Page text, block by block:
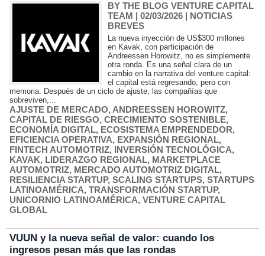
BY THE BLOG VENTURE CAPITAL
TEAM | 02/03/2026 | NOTICIAS
BREVES
La nueva inyección de US$300 millones
en Kavak, con participación de
Andreessen Horowitz, no es simplemente
otra ronda. Es una señal clara de un
cambio en la narrativa del venture capital:
el capital está regresando, pero con
memoria. Después de un ciclo de ajuste, las compañías que
sobreviven,...
AJUSTE DE MERCADO, ANDREESSEN HOROWITZ,
CAPITAL DE RIESGO, CRECIMIENTO SOSTENIBLE,
ECONOMÍA DIGITAL, ECOSISTEMA EMPRENDEDOR,
EFICIENCIA OPERATIVA, EXPANSIÓN REGIONAL,
FINTECH AUTOMOTRIZ, INVERSIÓN TECNOLÓGICA,
KAVAK, LIDERAZGO REGIONAL, MARKETPLACE
AUTOMOTRIZ, MERCADO AUTOMOTRIZ DIGITAL,
RESILIENCIA STARTUP, SCALING STARTUPS, STARTUPS
LATINOAMÉRICA, TRANSFORMACIÓN STARTUP,
UNICORNIO LATINOAMÉRICA, VENTURE CAPITAL
GLOBAL
VUUN y la nueva señal de valor: cuando los
ingresos pesan más que las rondas